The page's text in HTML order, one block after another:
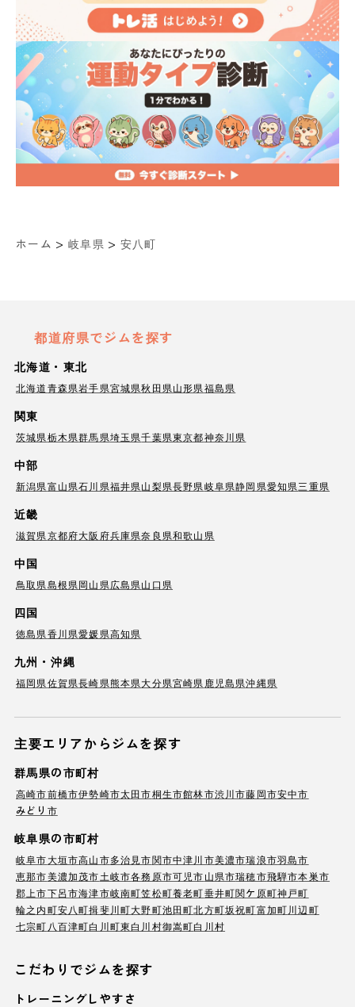
ホーム > 岐阜県 > 安八町
都道府県でジムを探す
北海道・東北
北海道青森県岩手県宮城県秋田県山形県福島県
関東
茨城県栃木県群馬県埼玉県千葉県東京都神奈川県
中部
新潟県富山県石川県福井県山梨県長野県岐阜県静岡県愛知県三重県
近畿
滋賀県京都府大阪府兵庫県奈良県和歌山県
中国
鳥取県島根県岡山県広島県山口県
四国
徳島県香川県愛媛県高知県
九州・沖縄
福岡県佐賀県長崎県熊本県大分県宮崎県 鹿児島県沖縄県
主要エリアからジムを探す
群馬県の市町村
高崎市前橋市伊勢崎市太田市桐生市館林市渋川市藤岡市安中市
みどり市
岐阜県の市町村
岐阜市大垣市高山市多治見市関市中津川市美濃市瑞浪市羽島市
恵那市美濃加茂市土岐市各務原市可児市山県市瑞穂市飛騨市本巣市
郡上市下呂市海津市岐南町笠松町養老町垂井町関ケ原町神戸町
輪之内町安八町揖斐川町大野町池田町北方町坂祝町富加町川辺町
七宗町 八百津町白川町東白川村御嵩町白川村
こだわりでジムを探す
トレーニングしやすさ